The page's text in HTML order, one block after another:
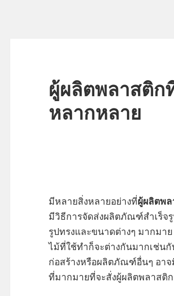
ผู้ผลิตพลาสติก
หลากหลาย
มีหลายสิ่งหลายอย่างที่ผู้ผลิตพ
มีวิธีการจัดส่งผลิตภัณฑ์สำเร็จ
รูปทรงและขนาดต่างๆ มากมา
ไม้ที่ใช้ทำก็จะต่างกันมากเช่น
ก่อสร้างหรือผลิตภัณฑ์อื่นๆ อา
ที่มากมายที่จะสั่งผู้ผลิตพลาสติก